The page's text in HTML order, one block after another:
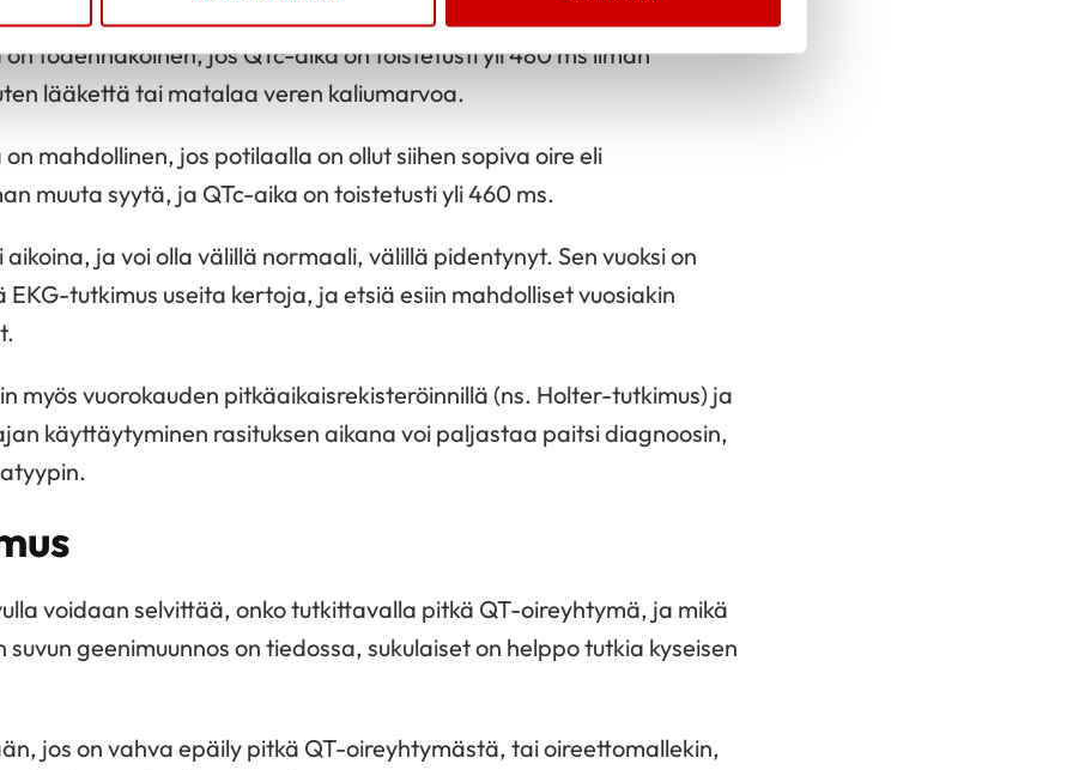
todennäköinen, jos QTc-aika on toistetusti yli 480 ms ilman
lääkettä tai matalaa veren kaliumarvoa.
mahdollinen, jos potilaalla on ollut siihen sopiva oire eli
muuta syytä, ja QTc-aika on toistetusti yli 460 ms.
ja voi olla välillä normaali, välillä pidentynyt. Sen vuoksi on
tutkimus useita kertoja, ja etsiä esiin mahdolliset vuosiakin
myös vuorokauden pitkäaikaisrekisteröinnillä (ns. Holter-tutkimus) ja
käyttäytyminen rasituksen aikana voi paljastaa paitsi diagnoosin,
voidaan selvittää, onko tutkittavalla pitkä QT-oireyhtymä, ja mikä
suvun geenimuunnos on tiedossa, sukulaiset on helppo tutkia kyseisen
jos on vahva epäily pitkä QT-oireyhtymästä, tai oireettomallekin,